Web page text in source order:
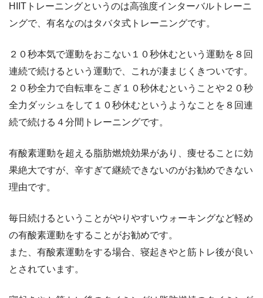
HIITトレーニングというのは高強度インターバルトレーニ
ングで、有名なのはタバタ式トレーニングです。
２０秒本気で運動をおこない１０秒休むという運動を８回
連続で続けるという運動で、これが凄まじくきついです。
２０秒全力で自転車をこぎ１０秒休むということや２０秒
全力ダッシュをして１０秒休むというようなことを８回連
続で続ける４分間トレーニングです。
有酸素運動を超える脂肪燃焼効果があり、痩せることに効
果絶大ですが、辛すぎて継続できないのがお勧めできない
理由です。
毎日続けるということがやりやすいウォーキングなど軽め
の有酸素運動をすることがお勧めです。
また、有酸素運動をする場合、寝起きやと筋トレ後が良い
とされています。